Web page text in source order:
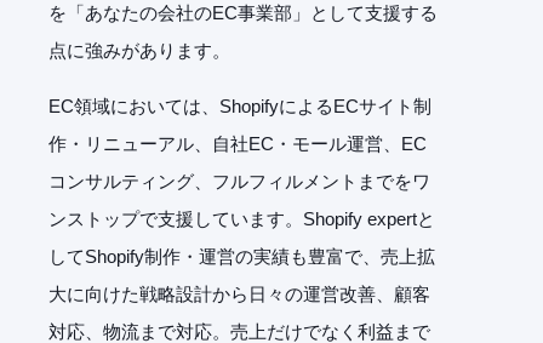
を「あなたの会社のEC事業部」として支援する
点に強みがあります。
EC領域においては、ShopifyによるECサイト制
作・リニューアル、自社EC・モール運営、EC
コンサルティング、フルフィルメントまでをワ
ンストップで支援しています。Shopify expertと
してShopify制作・運営の実績も豊富で、売上拡
大に向けた戦略設計から日々の運営改善、顧客
対応、物流まで対応。売上だけでなく利益まで